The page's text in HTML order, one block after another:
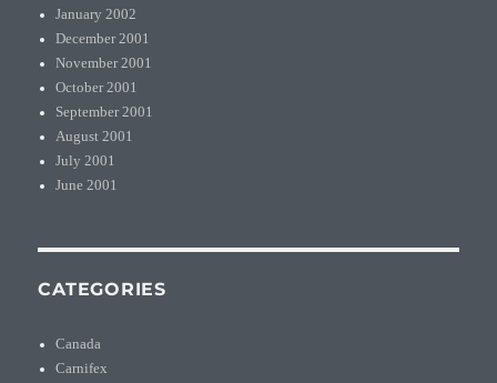
January 2002
December 2001
November 2001
October 2001
September 2001
August 2001
July 2001
June 2001
CATEGORIES
Canada
Carnifex